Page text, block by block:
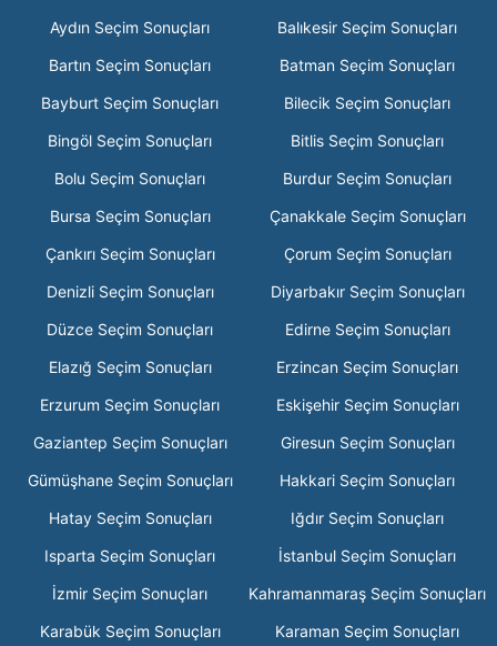
Aydın Seçim Sonuçları
Balıkesir Seçim Sonuçları
Bartın Seçim Sonuçları
Batman Seçim Sonuçları
Bayburt Seçim Sonuçları
Bilecik Seçim Sonuçları
Bingöl Seçim Sonuçları
Bitlis Seçim Sonuçları
Bolu Seçim Sonuçları
Burdur Seçim Sonuçları
Bursa Seçim Sonuçları
Çanakkale Seçim Sonuçları
Çankırı Seçim Sonuçları
Çorum Seçim Sonuçları
Denizli Seçim Sonuçları
Diyarbakır Seçim Sonuçları
Düzce Seçim Sonuçları
Edirne Seçim Sonuçları
Elazığ Seçim Sonuçları
Erzincan Seçim Sonuçları
Erzurum Seçim Sonuçları
Eskişehir Seçim Sonuçları
Gaziantep Seçim Sonuçları
Giresun Seçim Sonuçları
Gümüşhane Seçim Sonuçları
Hakkari Seçim Sonuçları
Hatay Seçim Sonuçları
Iğdır Seçim Sonuçları
Isparta Seçim Sonuçları
İstanbul Seçim Sonuçları
İzmir Seçim Sonuçları
Kahramanmaraş Seçim Sonuçları
Karabük Seçim Sonuçları
Karaman Seçim Sonuçları